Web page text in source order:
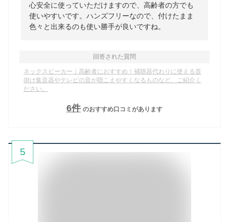
心安全に使っていただけますので、高齢者の方でも
使いやすいです。ハンズフリーなので、付けたまま
色々と出来るのも使い勝手が良いですね。
回答された質問
ネックスピーカー｜高齢者におすすめ！補聴器代わりに使える首
掛け集音器やテレビの音が聴こえやすくなるものなど、ご紹介く
ださい。
6件 のおすすめ口コミがあります
5